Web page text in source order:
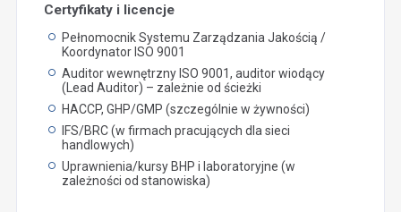
Certyfikaty i licencje
Pełnomocnik Systemu Zarządzania Jakością /
Koordynator ISO 9001
Auditor wewnętrzny ISO 9001, auditor wiodący
(Lead Auditor) – zależnie od ścieżki
HACCP, GHP/GMP (szczególnie w żywności)
IFS/BRC (w firmach pracujących dla sieci
handlowych)
Uprawnienia/kursy BHP i laboratoryjne (w
zależności od stanowiska)